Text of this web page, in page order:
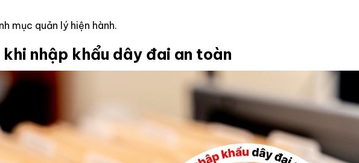
mục quản lý hiện hành.
nhập khẩu dây đai an toàn